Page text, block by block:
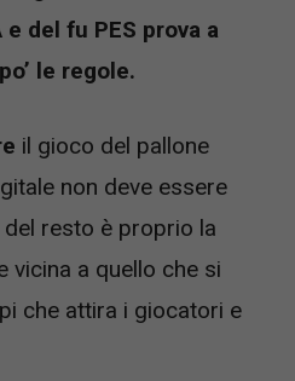
del fu PES prova a
le regole.
il gioco del pallone
non deve essere
resto è proprio la
vicina a quello che si
che attira i giocatori e